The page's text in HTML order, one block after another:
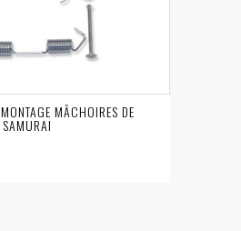
MÂCHOIRES DE